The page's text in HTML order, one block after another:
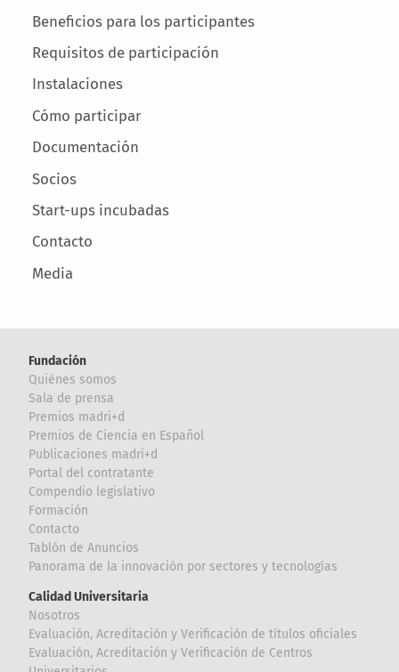
Beneficios para los participantes
Requisitos de participación
Instalaciones
Cómo participar
Documentación
Socios
Start-ups incubadas
Contacto
Media
Fundación
Quiénes somos
Sala de prensa
Premios madri+d
Premios de Ciencia en Español
Publicaciones madri+d
Portal del contratante
Compendio legislativo
Formación
Contacto
Tablón de Anuncios
Panorama de la innovación por sectores y tecnologías
Calidad Universitaria
Nosotros
Evaluación, Acreditación y Verificación de títulos oficiales
Evaluación, Acreditación y Verificación de Centros